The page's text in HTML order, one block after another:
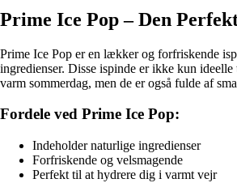
Prime Ice Pop – Den
Prime Ice Pop er en lækker og forfriskende
ingredienser. Disse ispinde er ikke kun
varm sommerdag, men de er også fulde af
Fordele ved Prime Ice Pop:
Indeholder naturlige ingredienser
Forfriskende og velsmagende
Perfekt til at hydrere dig i varmt vejr